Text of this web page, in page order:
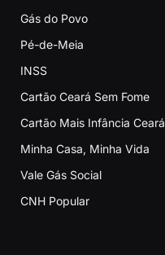
Gás do Povo
Pé-de-Meia
INSS
Cartão Ceará Sem Fome
Cartão Mais Infância Ceará
Minha Casa, Minha Vida
Vale Gás Social
CNH Popular